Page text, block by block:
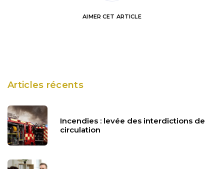
AIMER CET ARTICLE
Articles récents
Incendies : levée des interdictions de
circulation